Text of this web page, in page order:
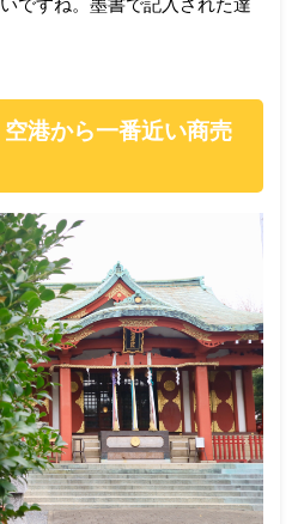
空港から一番近い商売